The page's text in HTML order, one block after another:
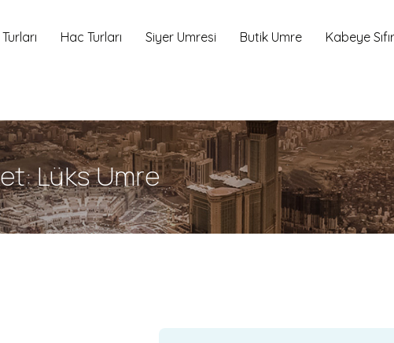
Hac Turları Siyer Umresi Butik Umre Kabeye
Lüks Umre